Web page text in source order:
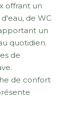
offrant un
de WC
un
quotidien.
de
de confort